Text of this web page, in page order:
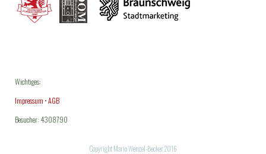
Wichtiges:
Impressum •AGB
Besucher: 4308790
Copyright Mario Wenzel-Becker 2016